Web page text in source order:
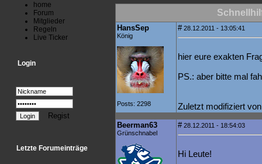
home
Forum
Mitglieder
Regeln
Live Ticker
Login
Regist
Letzte Forumeinträge
HansSep
König
Posts: 2298
#28.12.2011 - 13:05:41
hier eure exakten
PS.: aber bitte mal
Zuletzt modifiziert
Beerman63
Grünschnabel
#28.12.2011 - 18:54:03
Hi Leute!